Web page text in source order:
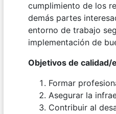
cumplimiento de los
demás partes
entorno de trabajo
implementación de
Objetivos de calidad/
Formar
Asegurar la
Contribuir al